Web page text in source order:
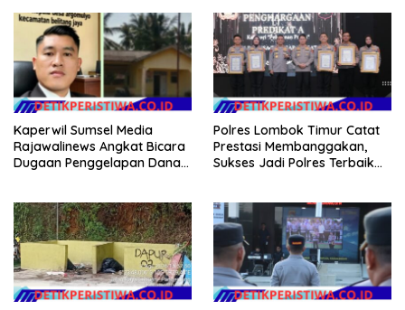
Kaperwil Sumsel Media
Rajawalinews Angkat Bicara
Dugaan Penggelapan Dana
Hilang 3 Bulan Bawa
Anggaran Pembangunan
Polres Lombok Timur Catat
Prestasi Membanggakan,
Sukses Jadi Polres Terbaik